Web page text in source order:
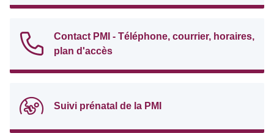
Contact PMI - Téléphone, courrier, horaires,
plan d'accès
Suivi prénatal de la PMI